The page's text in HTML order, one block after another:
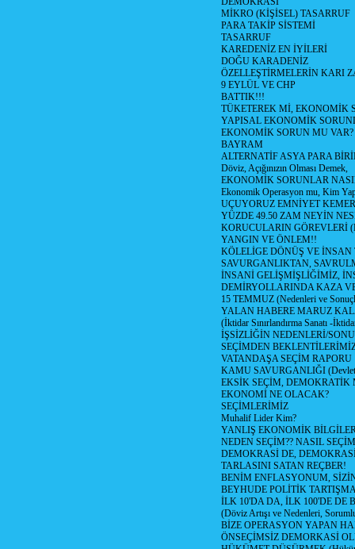
MİKRO (KİŞİSEL) TASARRUF
PARA TAKİP SİSTEMİ
TASARRUF
KAREDENİZ EN İYİLERİ
DOĞU KARADENİZ
ÖZELLEŞTİRMELERİN KARI
9 EYLÜL VE CHP
BATTIK!!!
TÜKETEREK Mİ, EKONOMİK
YAPISAL EKONOMİK
EKONOMİK SORUN MU VAR?
BAYRAM
ALTERNATİF ASYA PARA
Döviz, Açığınızın Olması Demek,
EKONOMİK SORUNLAR
Ekonomik Operasyon mu, Kim
UÇUYORUZ EMNİYET
YÜZDE 49.50 ZAM NEYİN
KORUCULARIN GÖREVLERİ
YANGIN VE ÖNLEM!!
KÖLELİGE DÖNÜŞ VE İNSAN
SAVURGANLIKTAN,
İNSANİ GELİŞMİŞLİĞİMİZ,
DEMİRYOLLARINDA KAZA
15 TEMMUZ (Nedenleri ve
YALAN HABERE MARUZ
(İktidar Sınırlandırma Sanatı -
İŞSİZLİĞİN NEDENLERİ/
SEÇİMDEN
VATANDAŞA SEÇİM RAPORU
KAMU SAVURGANLIĞI (Devlet
EKSİK SEÇİM, DEMOKRATİK
EKONOMİ NE OLACAK?
SEÇİMLERİMİZ
Muhalif Lider Kim?
YANLIŞ EKONOMİK
NEDEN SEÇİM?? NASIL
DEMOKRASİ DE,
TARLASINI SATAN REÇBER!
BENİM ENFLASYONUM,
BEYHUDE POLİTİK
İLK 10'DA DA, İLK 100'DE DE
(Döviz Artışı ve Nedenleri,
BİZE OPERASYON YAPAN
ÖNSEÇİMSİZ DEMORKASİ